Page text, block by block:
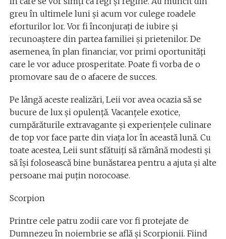
greu în ultimele luni și acum vor culege roadele
eforturilor lor. Vor fi înconjurați de iubire și
recunoaștere din partea familiei și prietenilor. De
asemenea, în plan financiar, vor primi oportunități
care le vor aduce prosperitate. Poate fi vorba de o
promovare sau de o afacere de succes.
Pe lângă aceste realizări, Leii vor avea ocazia să se
bucure de lux și opulență. Vacanțele exotice,
cumpărăturile extravagante și experiențele culinare
de top vor face parte din viața lor în această lună. Cu
toate acestea, Leii sunt sfătuiți să rămână modesti și
să își folosească bine bunăstarea pentru a ajuta și alte
persoane mai puțin norocoase.
Scorpion
Printre cele patru zodii care vor fi protejate de
Dumnezeu în noiembrie se află și Scorpionii. Fiind